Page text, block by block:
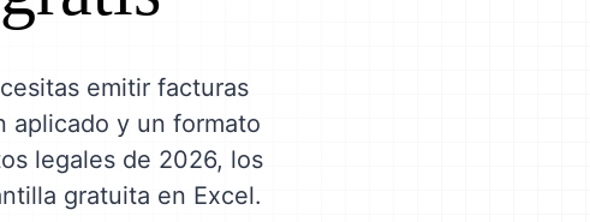
emitir facturas
aplicado y un formato
legales de 2026, los
gratuita en Excel.